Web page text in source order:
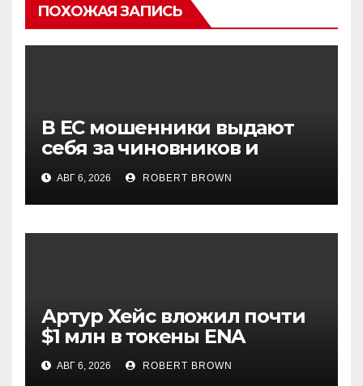
ПОХОЖАЯ ЗАПИСЬ
В ЕС мошенники выдают
себя за чиновников и
лицензированные по MiCA
биржи
АВГ 6, 2026 ROBERT BROWN
Артур Хейс вложил почти
$1 млн в токены ENA
АВГ 6, 2026 ROBERT BROWN